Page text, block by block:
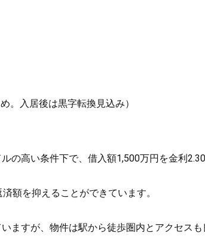
。入居後は黒字転換見込み）
の高い条件下で、借入額1,500万円を金利
額を抑えることができています。
ますが、物件は駅から徒歩圏内とアクセスも